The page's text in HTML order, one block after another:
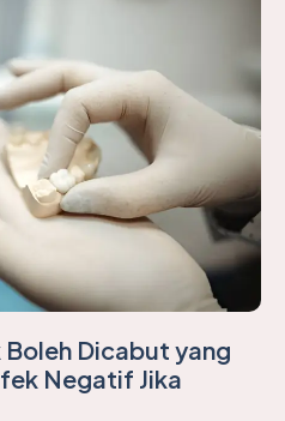
Dicabut yang
Negatif Jika